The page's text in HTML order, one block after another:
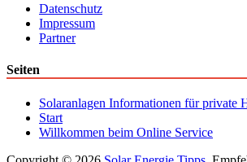
Datenschutz
Impressum
Partner
Seiten
Solaranlagen Informationen für private
Start
Willkommen beim Online Service